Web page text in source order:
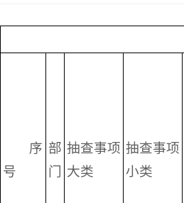
序
号
部
门
抽查事项
大类
抽查事项
小类